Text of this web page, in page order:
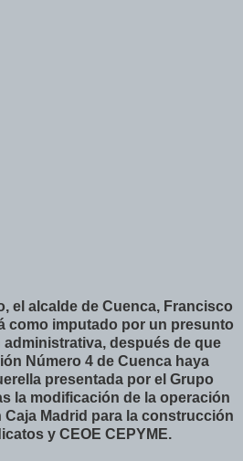
el alcalde de Cuenca, Francisco
como imputado por un presunto
después de que
Número 4 de Cuenca haya
presentada por el Grupo
la modificación de la operación
Madrid para la construcción
y CEOE CEPYME.